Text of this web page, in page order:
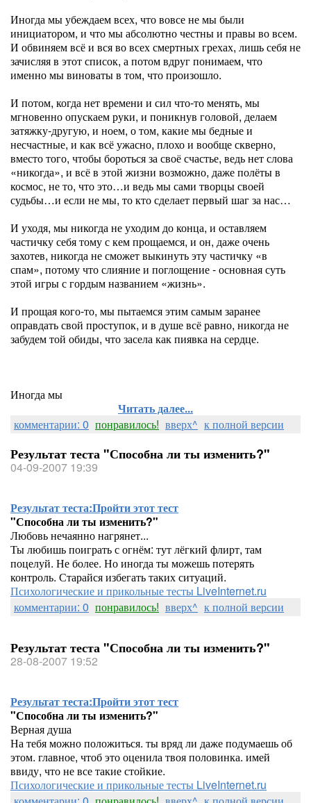
Иногда мы убеждаем всех, что вовсе не мы были
инициатором, и что мы абсолютно честны и правы во всем.
И обвиняем всё и вся во всех смертных грехах, лишь себя не
зачисляя в этот список, а потом вдруг понимаем, что
именно мы виноваты в том, что произошло.
И потом, когда нет времени и сил что-то менять, мы
мгновенно опускаем руки, и поникнув головой, делаем
затяжку-другую, и ноем, о том, какие мы бедные и
несчастные, и как всё ужасно, плохо и вообще скверно,
вместо того, чтобы бороться за своё счастье, ведь нет слова
«никогда», и всё в этой жизни возможно, даже полёты в
космос, не то, что это…и ведь мы сами творцы своей
судьбы…и если не мы, то кто сделает первый шаг за нас…
И уходя, мы никогда не уходим до конца, и оставляем
частичку себя тому с кем прощаемся, и он, даже очень
захотев, никогда не сможет выкинуть эту частичку «в
спам», потому что слияние и поглощение - основная суть
этой игры с гордым названием «жизнь».
И прощая кого-то, мы пытаемся этим самым заранее
оправдать свой проступок, и в душе всё равно, никогда не
забудем той обиды, что засела как пиявка на сердце.
Иногда мы
Читать далее...
комментарии: 0 понравилось! вверх^ к полной версии
Результат теста "Способна ли ты изменить?"
04-09-2007 19:39
Результат теста:Пройти этот тест
"Способна ли ты изменить?"
Любовь нечаянно нагрянет...
Ты любишь поиграть с огнём: тут лёгкий флирт, там
поцелуй. Не более. Но иногда ты можешь потерять
контроль. Старайся избегать таких ситуаций.
Психологические и прикольные тесты LiveInternet.ru
комментарии: 0 понравилось! вверх^ к полной версии
Результат теста "Способна ли ты изменить?"
28-08-2007 19:52
Результат теста:Пройти этот тест
"Способна ли ты изменить?"
Верная душа
На тебя можно положиться. ты вряд ли даже подумаешь об
этом. главное, чтоб это оценила твоя половинка. имей
ввиду, что не все такие стойкие.
Психологические и прикольные тесты LiveInternet.ru